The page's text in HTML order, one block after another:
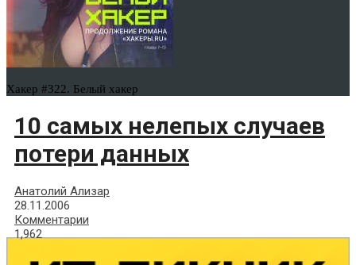
Хакер #322. Белый хакер
10 самых нелепых случаев
потери данных
Анатолий Ализар
28.11.2006
Комментарии
1,962